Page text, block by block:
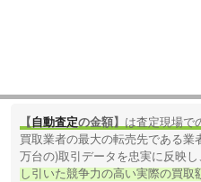
【自動査定の金額】 は査定現場で
買取業者の最大の転売先である
万台の)取引データを忠実に反映
し引いた競争力の高い実際の買取